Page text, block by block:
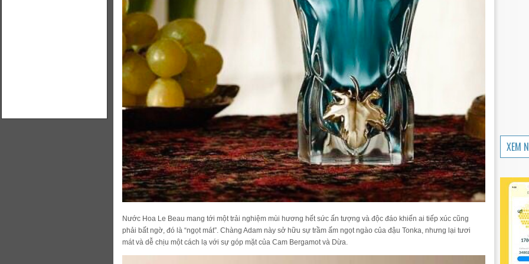
Nước Hoa Le Beau mang tới một trải nghiệm mùi hương hết sức ấn tượng và độc đáo khiến ai tiếp xúc cũng
phải bất ngờ, đó là “ngọt mát”. Chàng Adam này sở hữu sự trầm ấm ngọt ngào của đậu Tonka, nhưng lại tươi
mát và dễ chịu một cách lạ với sự góp mặt của Cam Bergamot và Dừa.
XEM